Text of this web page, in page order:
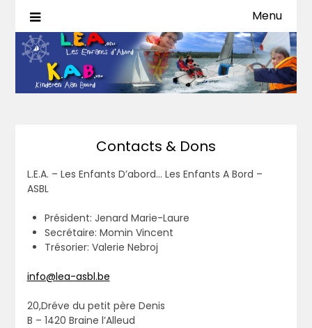
L.E.A. ASBL – K.A.B. VZW Menu
Contacts & Dons
L.E.A. – Les Enfants D’abord… Les Enfants A Bord –
ASBL
Président: Jenard Marie-Laure
Secrétaire: Momin Vincent
Trésorier: Valerie Nebroj
info@lea-asbl.be
20,Dréve du petit père Denis
B – 1420 Braine l’Alleud